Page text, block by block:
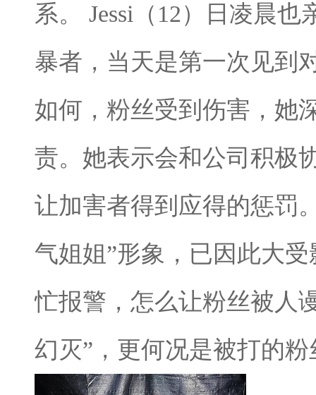
系。 Jessi（12）日凌晨
暴者，当天是第一次见到
如何，粉丝受到伤害，她
责。她表示会和公司积极
让加害者得到应得的惩罚
气姐姐”形象，已因此大
忙报警，怎么让粉丝被人
幻灭”，更何况是被打的粉